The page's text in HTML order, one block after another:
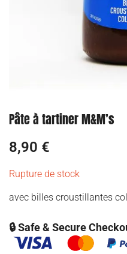
Pâte à tartiner M&M’s
8,90 €
Rupture de stock
avec billes croustillantes
🔒 Safe & Secure